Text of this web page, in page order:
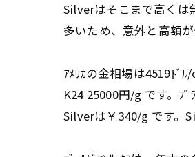
Silverはそこまで高くは
多いため、意外と高額
ｱﾒﾘｶの金相場は4519ﾄﾞﾙ
K24 25000円/g です。ﾌ
Silverは￥340/g です。